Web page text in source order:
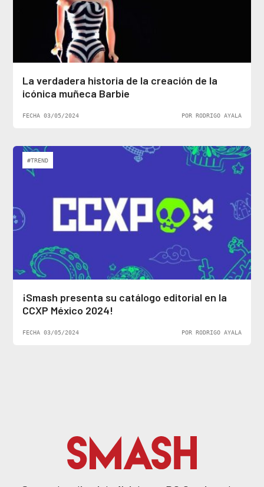
La verdadera historia de la creación de la
icónica muñeca Barbie
FECHA 03/05/2024 POR RODRIGO AYALA
#TREND
¡Smash presenta su catálogo editorial en la
CCXP México 2024!
FECHA 03/05/2024 POR RODRIGO AYALA